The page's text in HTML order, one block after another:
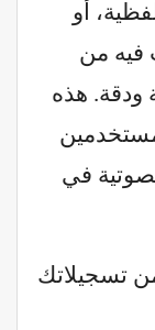
أو
فيه من
ودقة. هذه
في
تسجيلاتك